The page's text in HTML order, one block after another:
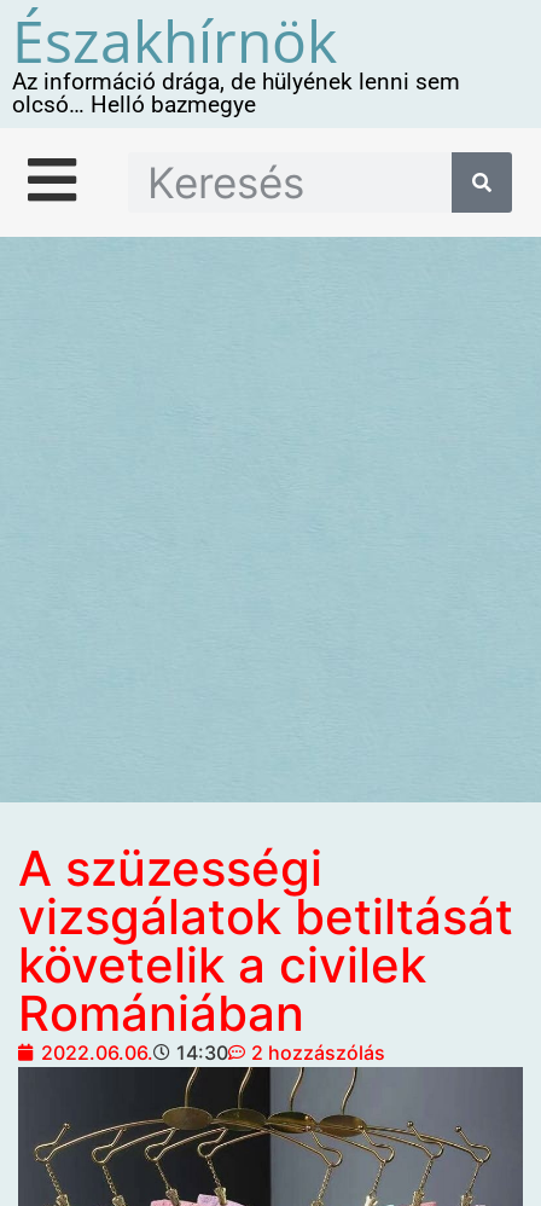
Északhírnök
Az információ drága, de hülyének lenni sem
olcsó… Helló bazmegye
A szüzességi
vizsgálatok betiltását
követelik a civilek
Romániában
2022.06.06. 14:30 2 hozzászólás